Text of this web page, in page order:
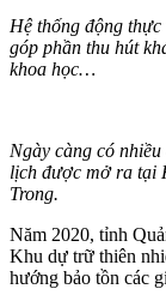
Hệ thống động
góp phần thu hút
khoa học…
Ngày càng có
lịch được mở ra tại
Trong.
Năm 2020, tỉnh
Khu dự trữ thiên
hướng bảo tồn các